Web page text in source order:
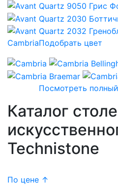
CambriaПодобрать цвет
Посмотреть
Каталог
Technistone
По цене ↑